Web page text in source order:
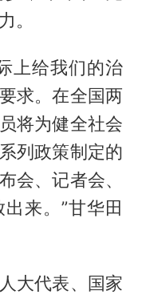
。
上给我们的治
求。在全国两
将为健全社会
列政策制定的
会、记者会、
来。”甘华田
大代表、国家